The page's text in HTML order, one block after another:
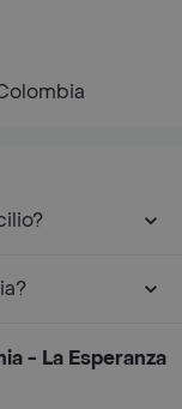
- La Esperanza